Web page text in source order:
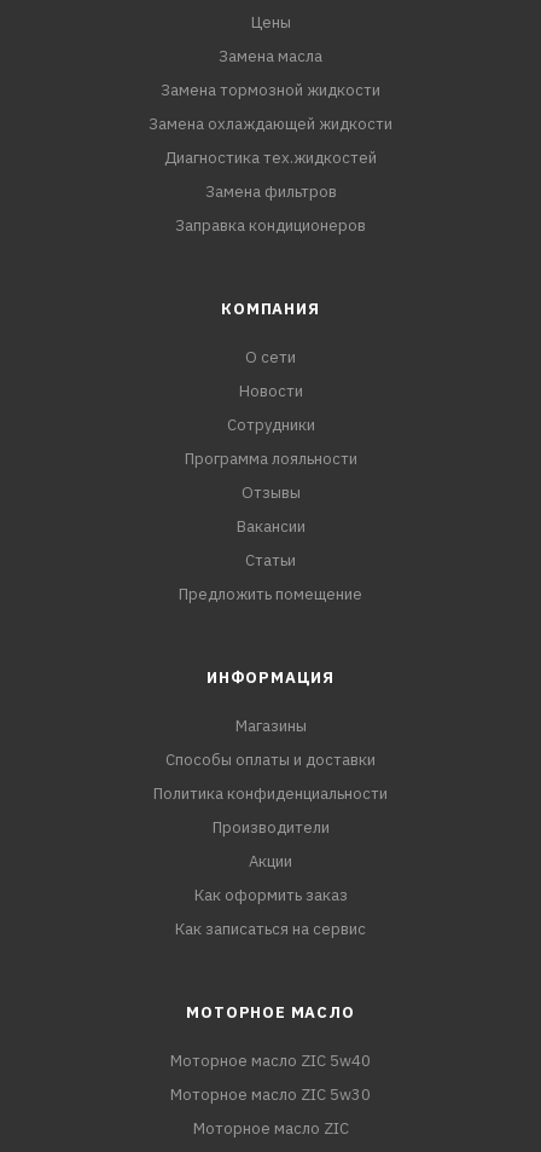
Цены
Замена масла
Замена тормозной жидкости
Замена охлаждающей жидкости
Диагностика тех.жидкостей
Замена фильтров
Заправка кондиционеров
КОМПАНИЯ
О сети
Новости
Сотрудники
Программа лояльности
Отзывы
Вакансии
Статьи
Предложить помещение
ИНФОРМАЦИЯ
Магазины
Способы оплаты и доставки
Политика конфиденциальности
Производители
Акции
Как оформить заказ
Как записаться на сервис
МОТОРНОЕ МАСЛО
Моторное масло ZIC 5w40
Моторное масло ZIC 5w30
Моторное масло ZIC